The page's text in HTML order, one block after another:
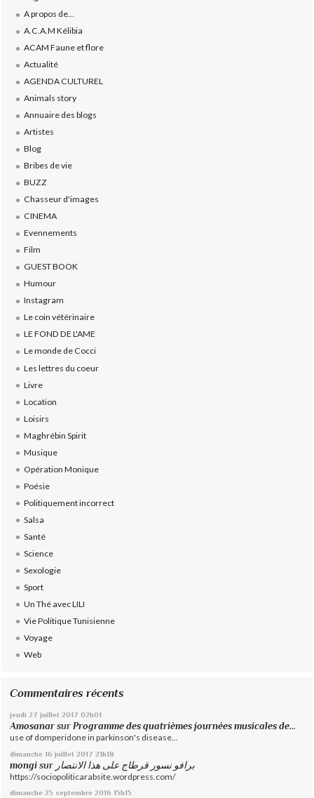
A propos de...
A.C.A.M Kélibia
ACAM Faune et flore
Actualité
AGENDA CULTUREL
Animals story
Annuaire des blogs
Artistes
Blog
Bribes de vie
BUZZ
Chasseur d'images
CINEMA
Evennements
Film
GUEST BOOK
Humour
Instagram
Le coin vétérinaire
LE FOND DE L'AME
Le monde de Cocci
Les lettres du coeur
Livre
Location
Loisirs
Maghrébin Spirit
Musique
Opération Monique
Poésie
Politiquement incorrect
Salsa
Santé
Science
Sexologie
Sport
Un Thé avec LILI
Vie Politique Tunisienne
Voyage
Web
Commentaires récents
jeudi 27 juillet 2017 02h01
Amosanar surProgramme des quatrièmes journées musicales de...
use of domperidone in parkinson's disease...
dimanche 16 juillet 2017 21h18
mongi sur برافو نسور قرطاج على هذا الانتصار
https://sociopoliticarabsite.wordpress.com/
dimanche 25 septembre 2016 15h15